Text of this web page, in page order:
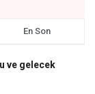
En Son
ve gelecek